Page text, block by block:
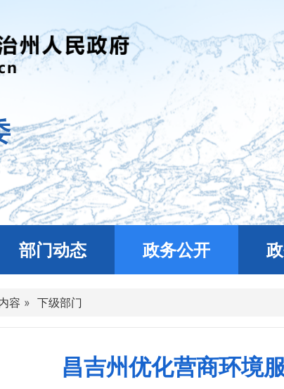
部门动态 政务公开
容 » 下级部门
昌吉州优化营商环境